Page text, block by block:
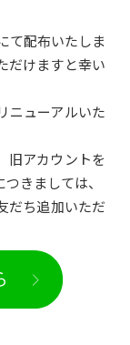
て配布いたしま
だけますと幸い
ニューアルいた
旧アカウントを
きましては、
だち追加いただ